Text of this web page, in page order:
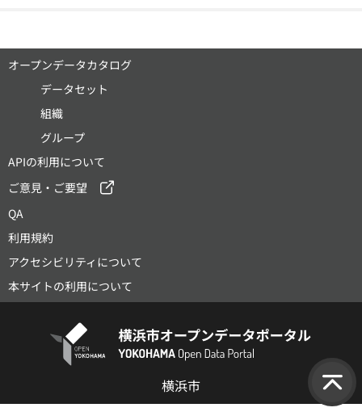
オープンデータカタログ
データセット
組織
グループ
APIの利用について
ご意見・ご要望
QA
利用規約
アクセシビリティについて
本サイトの利用について
横浜市